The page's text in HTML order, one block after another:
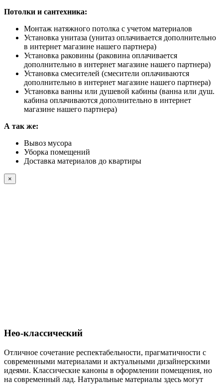
Потолки и сантехника:
Монтаж натяжного потолка с учетом материалов
Установка унитаза (унитаз оплачивается дополнительно
в интернет магазине нашего партнера)
Установка раковины (раковина оплачивается
дополнительно в интернет магазине нашего партнера)
Установка смесителей (смесители оплачиваются
дополнительно в интернет магазине нашего партнера)
Установка ванны или душевой кабины (ванна или душ.
кабина оплачиваются дополнительно в интернет
магазине нашего партнера)
А так же:
Вывоз мусора
Уборка помещений
Доставка материалов до квартиры
×
Нео-классический
Отличное сочетание респектабельности, прагматичности с
современными материалами и актуальными дизайнерскими
идеями. Классические каноны в оформлении помещения, но
на современный лад. Натуральные материалы здесь могут